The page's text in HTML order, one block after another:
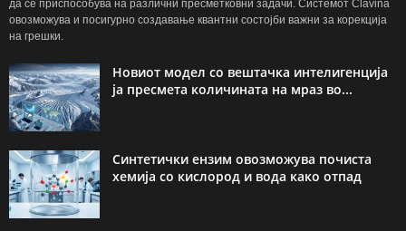
да се приспособува на различни пресметковни задачи. Системот Clavina
овозможува и посигурно создавање квантни состојби важни за корекција
на грешки.
Новиот модел со вештачка интелигенција
ја пресмета количината на мраз во...
Синтетички ензим овозможува почиста
хемија со кислород и вода како отпад